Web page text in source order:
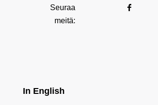
Seuraa
meitä:
In English